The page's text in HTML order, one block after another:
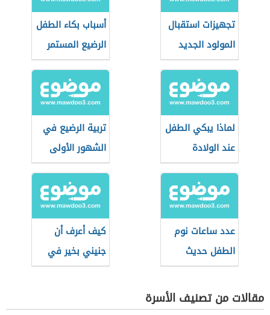
تجهيزات استقبال
المولود الجديد
أسباب بكاء الطفل
الرضيع المستمر
لماذا يبكي الطفل
عند الولادة
تربية الرضيع في
الشهور الأولى
عدد ساعات نوم
الطفل حديث
الولادة
كيف أعرف أن
جنيني بخير في
الشهر الثالث
مقالات من تصنيف الأسرة